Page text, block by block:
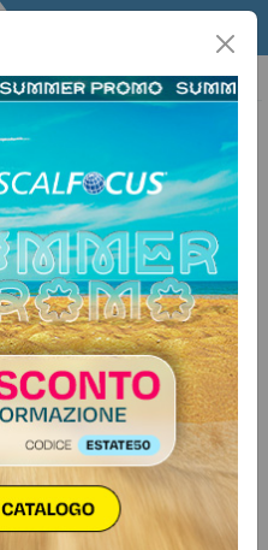
Infoprofessioni
dei titolari
verifica: il
nuovo modello
Ue,
effettiva si
centrale per la